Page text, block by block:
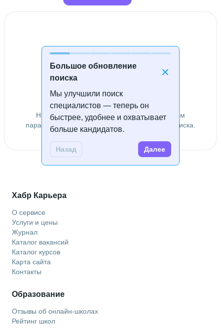
Большое обновление
поиска
Мы улучшили поиск
специалистов — теперь он
быстрее, удобнее и охватывает
больше кандидатов.
Назад Далее
Специалисты не найдены
Не удалось найти специалистов по заданным
параметрам. Попробуйте изменить условия поиска.
Хабр Карьера
О сервисе
Услуги и цены
Журнал
Каталог вакансий
Каталог курсов
Карта сайта
Контакты
Образование
Отзывы об онлайн-школах
Рейтинг школ